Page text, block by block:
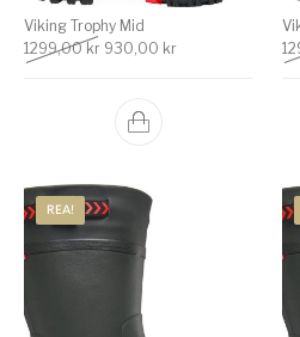
Viking Trophy Mid
1299,00 kr Det ursprungliga priset var:
930,00 krDet nuvarande
REA!